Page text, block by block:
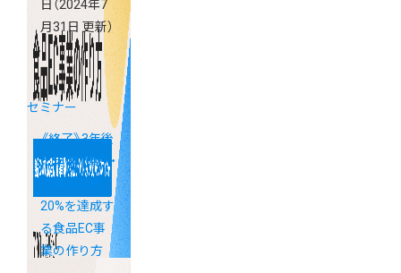
日 （2024年7
月31日 更新）
セミナー
《終了》3年後
に年商1億円・
20%を達成す
る食品EC事
業の作り方